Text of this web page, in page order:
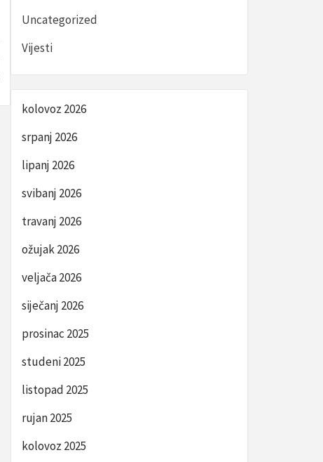
Uncategorized
Vijesti
kolovoz 2026
srpanj 2026
lipanj 2026
svibanj 2026
travanj 2026
ožujak 2026
veljača 2026
siječanj 2026
prosinac 2025
studeni 2025
listopad 2025
rujan 2025
kolovoz 2025